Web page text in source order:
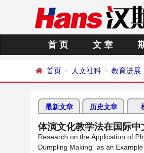
首 页 文 章
首页 人文社科 教育进展
最新文章 历史文章
体演文化教学法在国际
Research on the Application of
Dumpling Making” as an Example